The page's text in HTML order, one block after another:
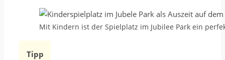
Mit Kindern ist der Spielplatz im Jubilee Park ein
Tipp